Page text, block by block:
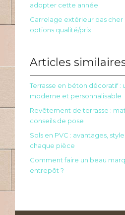
adopter cette année
Carrelage extérieur pas cher
options qualité/prix
Articles
Terrasse en béton décoratif :
moderne et personnalisable
Revêtement de terrasse :
conseils de pose
Sols en PVC : avantages,
chaque pièce
Comment faire un beau
entrepôt ?